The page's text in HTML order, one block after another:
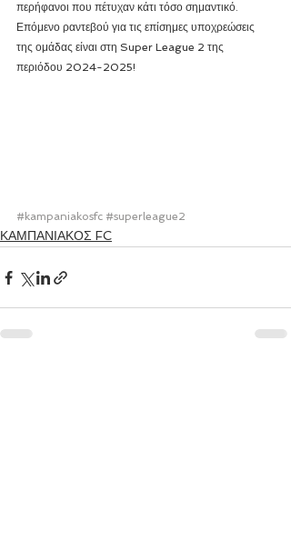
περήφανοι που πέτυχαν κάτι τόσο σημαντικό.
Επόμενο ραντεβού για τις επίσημες υποχρεώσεις
της ομάδας είναι στη Super League 2 της
περιόδου 2024-2025!
#kampaniakosfc #superleague2
ΚΑΜΠΑΝΙΑΚΟΣ FC